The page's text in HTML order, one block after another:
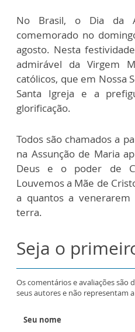
No Brasil, o Dia da
comemorado no
agosto. Nesta
admirável da Virgem
católicos, que em Nossa
Santa Igreja e a
glorificação.
Todos são chamados a
na Assunção de Maria
Deus e o poder de
Louvemos a Mãe de
a quantos a
terra.
Seja o
Os comentários e avaliações são
seus autores e não representam
Seu nome